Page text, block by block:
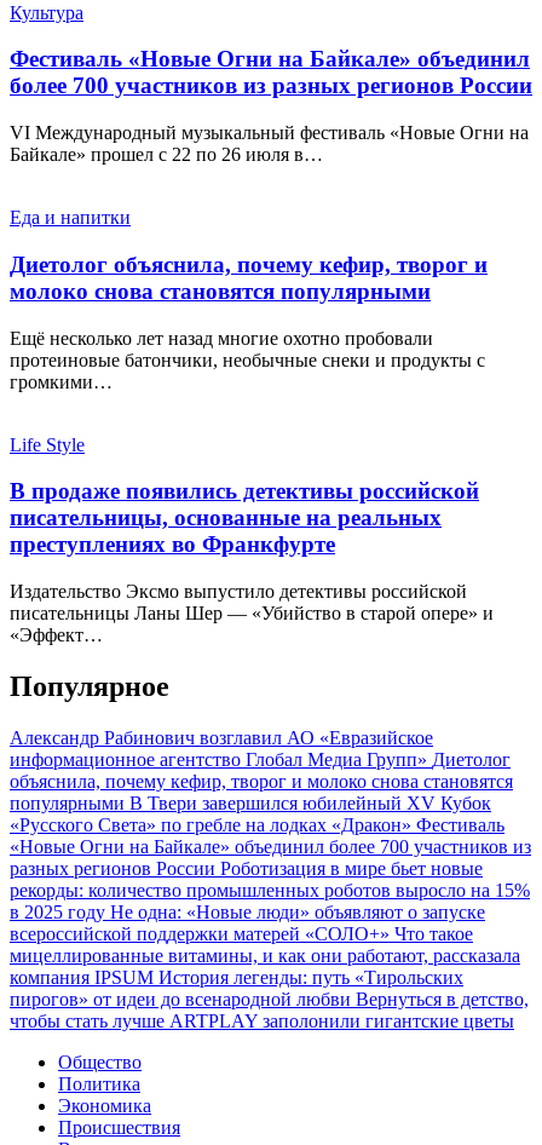
Культура
Фестиваль «Новые Огни на Байкале» объединил
более 700 участников из разных регионов России
VI Международный музыкальный фестиваль «Новые Огни на
Байкале» прошел с 22 по 26 июля в…
Еда и напитки
Диетолог объяснила, почему кефир, творог и
молоко снова становятся популярными
Ещё несколько лет назад многие охотно пробовали
протеиновые батончики, необычные снеки и продукты с
громкими…
Life Style
В продаже появились детективы российской
писательницы, основанные на реальных
преступлениях во Франкфурте
Издательство Эксмо выпустило детективы российской
писательницы Ланы Шер — «Убийство в старой опере» и
«Эффект…
Популярное
Александр Рабинович возглавил АО «Евразийское
информационное агентство Глобал Медиа Групп» Диетолог
объяснила, почему кефир, творог и молоко снова становятся
популярными В Твери завершился юбилейный XV Кубок
«Русского Света» по гребле на лодках «Дракон» Фестиваль
«Новые Огни на Байкале» объединил более 700 участников из
разных регионов России Роботизация в мире бьет новые
рекорды: количество промышленных роботов выросло на 15%
в 2025 году Не одна: «Новые люди» объявляют о запуске
всероссийской поддержки матерей «СОЛО+» Что такое
мицеллированные витамины, и как они работают, рассказала
компания IPSUM История легенды: путь «Тирольских
пирогов» от идеи до всенародной любви Вернуться в детство,
чтобы стать лучше ARTPLAY заполонили гигантские цветы
Общество
Политика
Экономика
Происшествия